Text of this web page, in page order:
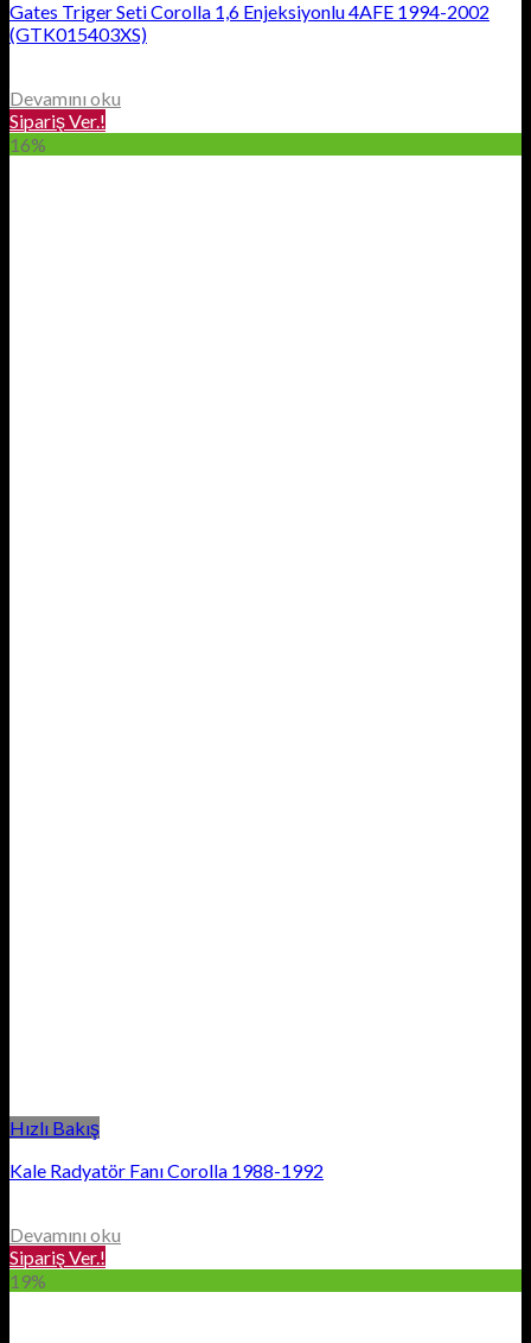
Gates Triger Seti Corolla 1,6 Enjeksiyonlu 4AFE 1994-2002
(GTK015403XS)
Devamını oku
Sipariş Ver.!
16%
Hızlı Bakış
Kale Radyatör Fanı Corolla 1988-1992
Devamını oku
Sipariş Ver.!
19%